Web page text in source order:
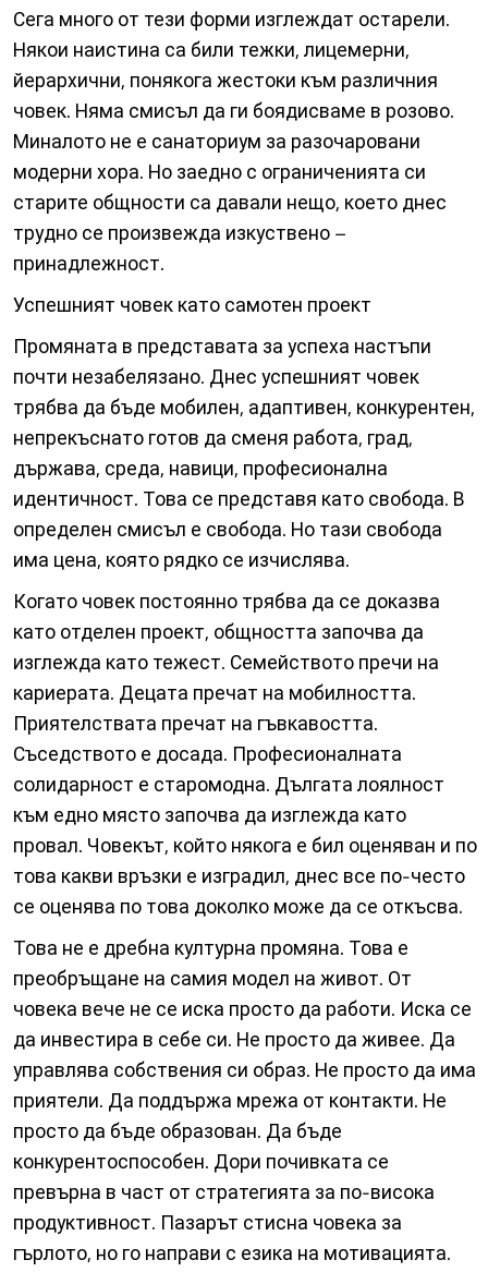
Сега много от тези форми изглеждат остарели.
Някои наистина са били тежки, лицемерни,
йерархични, понякога жестоки към различния
човек. Няма смисъл да ги боядисваме в розово.
Миналото не е санаториум за разочаровани
модерни хора. Но заедно с ограниченията си
старите общности са давали нещо, което днес
трудно се произвежда изкуствено –
принадлежност.
Успешният човек като самотен проект
Промяната в представата за успеха настъпи
почти незабелязано. Днес успешният човек
трябва да бъде мобилен, адаптивен, конкурентен,
непрекъснато готов да сменя работа, град,
държава, среда, навици, професионална
идентичност. Това се представя като свобода. В
определен смисъл е свобода. Но тази свобода
има цена, която рядко се изчислява.
Когато човек постоянно трябва да се доказва
като отделен проект, общността започва да
изглежда като тежест. Семейството пречи на
кариерата. Децата пречат на мобилността.
Приятелствата пречат на гъвкавостта.
Съседството е досада. Професионалната
солидарност е старомодна. Дългата лоялност
към едно място започва да изглежда като
провал. Човекът, който някога е бил оценяван и по
това какви връзки е изградил, днес все по-често
се оценява по това доколко може да се откъсва.
Това не е дребна културна промяна. Това е
преобръщане на самия модел на живот. От
човека вече не се иска просто да работи. Иска се
да инвестира в себе си. Не просто да живее. Да
управлява собствения си образ. Не просто да има
приятели. Да поддържа мрежа от контакти. Не
просто да бъде образован. Да бъде
конкурентоспособен. Дори почивката се
превърна в част от стратегията за по-висока
продуктивност. Пазарът стисна човека за
гърлото, но го направи с езика на мотивацията.